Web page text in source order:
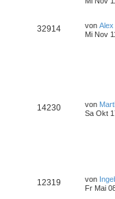
32914 von Alex
Mi Nov
14230 von
Sa Okt
12319 von
Fr Mai